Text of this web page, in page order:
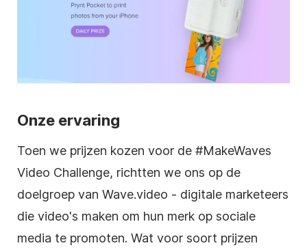
Onze ervaring
Toen we prijzen kozen voor de #MakeWaves
Video Challenge, richtten we ons op de
doelgroep van Wave.video - digitale marketeers
die video's maken om hun merk op sociale
media te promoten. Wat voor soort prijzen